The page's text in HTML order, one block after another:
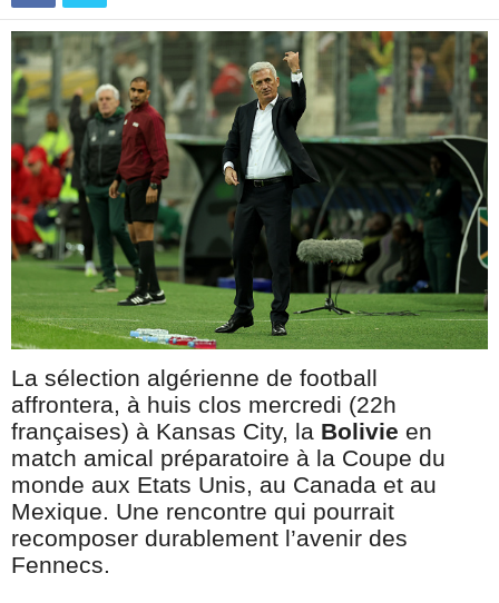
La sélection algérienne de football
affrontera, à huis clos mercredi (22h
françaises) à Kansas City, la Bolivie en
match amical préparatoire à la Coupe du
monde aux Etats Unis, au Canada et au
Mexique. Une rencontre qui pourrait
recomposer durablement l’avenir des
Fennecs.